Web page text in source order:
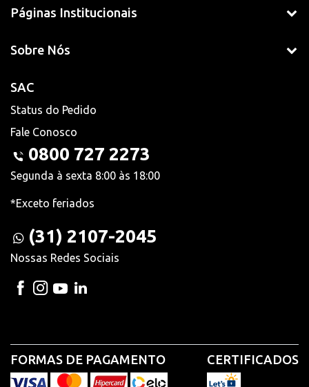
Páginas Institucionais
Sobre Nós
SAC
Status do Pedido
Fale Conosco
0800 727 2273
Segunda à sexta 8:00 às 18:00
*Exceto feriados
(31) 2107-2045
Nossas Redes Sociais
FORMAS DE PAGAMENTO CERTIFICADOS